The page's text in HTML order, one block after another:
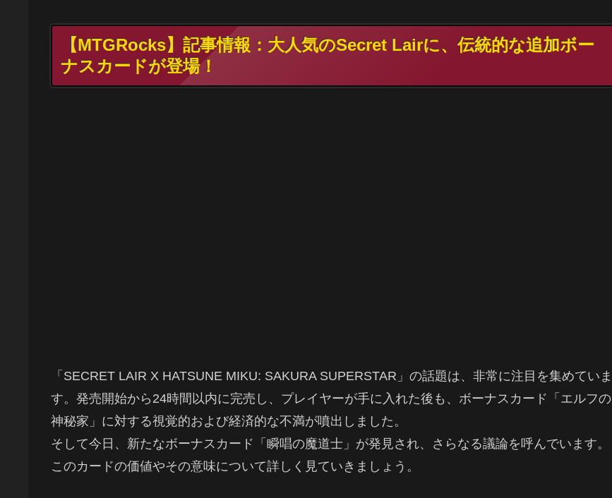
【MTGRocks】記事情報：大人気のSecret Lairに、伝統的な追加ボー
ナスカードが登場！
「SECRET LAIR X HATSUNE MIKU: SAKURA SUPERSTAR」の話題は、非常に注目を集めていま
す。発売開始から24時間以内に完売し、プレイヤーが手に入れた後も、ボーナスカード「エルフの
神秘家」に対する視覚的および経済的な不満が噴出しました。
そして今日、新たなボーナスカード「瞬唱の魔道士」が発見され、さらなる議論を呼んでいます。
このカードの価値やその意味について詳しく見ていきましょう。